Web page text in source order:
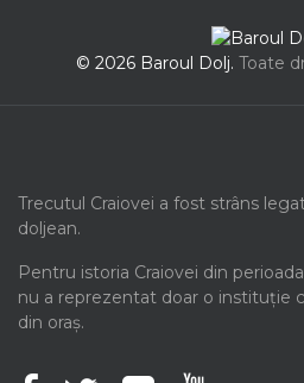
© 2026 Baroul Dolj. Toate
Trecutul Craiovei a fost strâns
doljean.
Pentru istoria Craiovei din
nu a reprezentat doar o instituție
din oraș.